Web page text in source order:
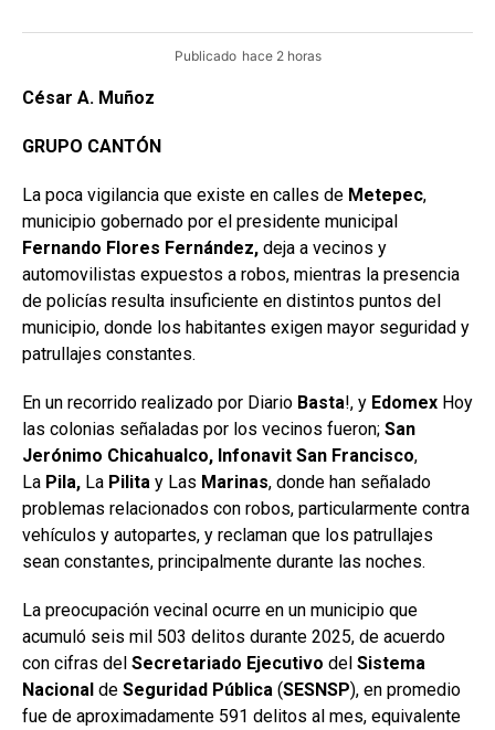
Publicado hace 2 horas
César A. Muñoz
GRUPO CANTÓN
La poca vigilancia que existe en calles de Metepec,
municipio gobernado por el presidente municipal
Fernando Flores Fernández, deja a vecinos y
automovilistas expuestos a robos, mientras la presencia
de policías resulta insuficiente en distintos puntos del
municipio, donde los habitantes exigen mayor seguridad y
patrullajes constantes.
En un recorrido realizado por Diario Basta!, y Edomex Hoy
las colonias señaladas por los vecinos fueron; San
Jerónimo Chicahualco, Infonavit San Francisco,
La Pila, La Pilita y Las Marinas, donde han señalado
problemas relacionados con robos, particularmente contra
vehículos y autopartes, y reclaman que los patrullajes
sean constantes, principalmente durante las noches.
La preocupación vecinal ocurre en un municipio que
acumuló seis mil 503 delitos durante 2025, de acuerdo
con cifras del Secretariado Ejecutivo del Sistema
Nacional de Seguridad Pública (SESNSP), en promedio
fue de aproximadamente 591 delitos al mes, equivalente